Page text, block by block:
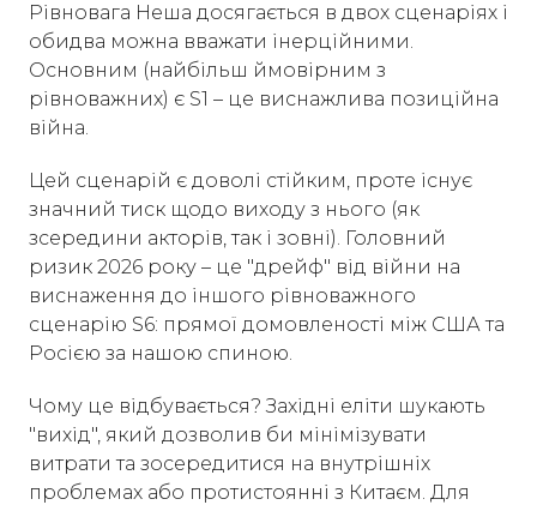
Рівновага Неша досягається в двох сценаріях і
обидва можна вважати інерційними.
Основним (найбільш ймовірним з
рівноважних) є S1 – це виснажлива позиційна
війна.
Цей сценарій є доволі стійким, проте існує
значний тиск щодо виходу з нього (як
зсередини акторів, так і зовні). Головний
ризик 2026 року – це "дрейф" від війни на
виснаження до іншого рівноважного
сценарію S6: прямої домовленості між США та
Росією за нашою спиною.
Чому це відбувається? Західні еліти шукають
"вихід", який дозволив би мінімізувати
витрати та зосередитися на внутрішніх
проблемах або протистоянні з Китаєм. Для